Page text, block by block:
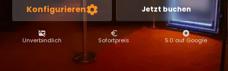
Konfigurieren Jetzt buchen
Unverbindlich Sofortpreis 5.0 auf Google